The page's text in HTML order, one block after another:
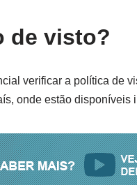
de visto?
verificar a política de
onde estão